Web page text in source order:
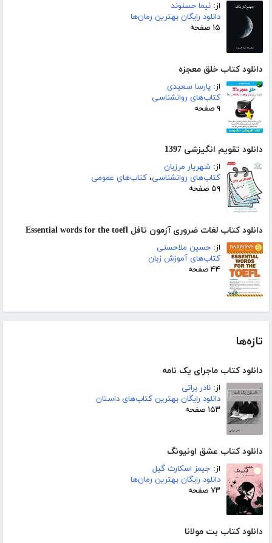
از: نیما حسنوند
دانلود رایگان بهترین رمان‌ها
۱۵ صفحه
دانلود کتاب خلق معجزه
از: پارسا سعیدی
کتاب‌های روانشناسی
۹ صفحه
دانلود تقویم انگیزشی 1397
از: شهریار مرزبان
کتاب‌های روانشناسی، کتاب‌های عمومی
۵۹ صفحه
دانلود کتاب لغات ضروری آزمون تافل Essential words for the toefl
از: حسین ملاحسنی
کتاب‌های آموزش زبان
۴۴ صفحه
تازه‌ها
دانلود کتاب ماجرای یک نامه
از: نادر براتی
دانلود رایگان بهترین کتاب‌های داستان
۱۵۳ صفحه
دانلود کتاب عشق اونیونگ
از: جیمز اسکارث گیل
دانلود رایگان بهترین رمان‌ها
۷۳ صفحه
دانلود کتاب بت مولانا